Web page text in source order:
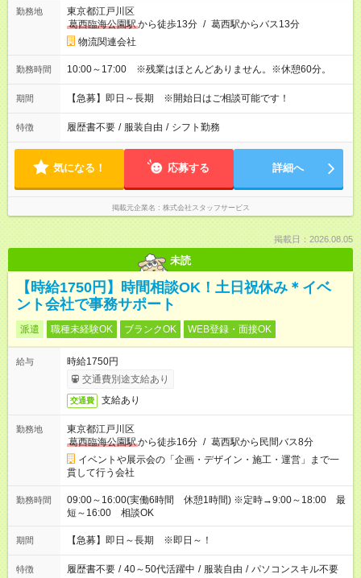
勤務地
東京都江戸川区
葛西臨海公園駅から徒歩13分 / 葛西駅からバス13分
物流関連会社
勤務時間 10:00～17:00 ※残業はほとんどありません。※休憩60分。
期間 【急募】即日～長期 ※開始日はご相談可能です！
特徴 履歴書不要 / 服装自由 / シフト勤務
気になる！ 応募する 詳細へ
掲載元企業名 株式会社スタッフサービス
掲載日：2026.08.05
未読
【時給1750円】時間相談OK！土日祝休み＊イベ
ント会社で事務サポート
派遣 職種未経験OK ブランクOK WEB登録・面接OK
給与
時給1750円
交通費別途支給あり
交通費 支給あり
勤務地
東京都江戸川区
葛西臨海公園駅から徒歩16分 / 葛西駅から民間バス8分
イベントや展示会の「企画・デザイン・施工・運営」まで一
貫して行う会社
勤務時間
09:00～16:00(実働6時間 休憩1時間) ※定時→9:00～18:00 最
短～16:00 相談OK
期間 【急募】即日～長期 ※即日～！
特徴 履歴書不要 / 40～50代活躍中 / 服装自由 / パソコンスキル不要